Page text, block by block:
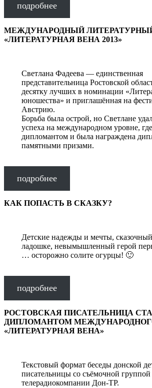
подробнее
МЕЖДУНАРОДНЫЙ
«ЛИТЕРАТУРНАЯ ВЕНА 2013»
Светлана Фадеева — единственная
представительница Ростовской
десятку лучших в номинации
юношества» и приглашённая на
Австрию.
Борьба была острой, но Светлане
успеха на международном уровне,
дипломантом и была награждена
памятными призами.
подробнее
КАК ПОПАСТЬ В СКАЗКУ?
Детские надежды и мечты,
ладошке, невымышленный герой
… осторожно солите огурцы! 🙂
подробнее
РОСТОВСКАЯ ПИСАТЕЛЬНИЦА
ДИПЛОМАНТОМ
«ЛИТЕРАТУРНАЯ ВЕНА»
Текстовый формат беседы донской
писательницы со съёмочной группой
телерадиокомпании Дон-ТР.